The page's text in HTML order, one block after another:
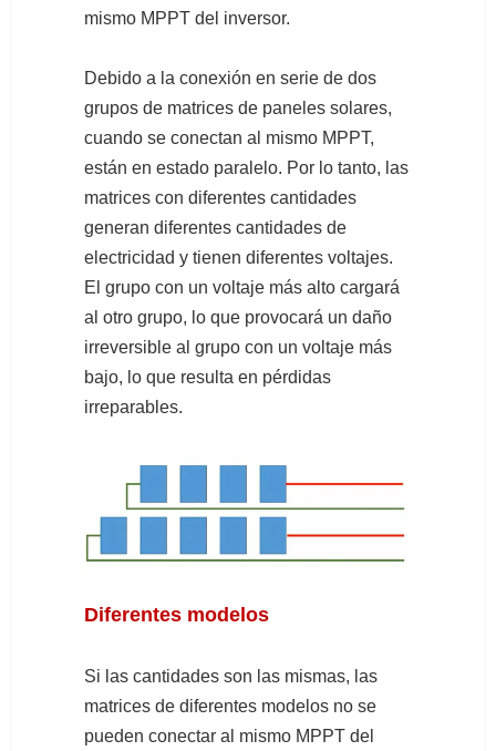
mismo MPPT del inversor.
Debido a la conexión en serie de dos
grupos de matrices de paneles solares,
cuando se conectan al mismo MPPT,
están en estado paralelo. Por lo tanto, las
matrices con diferentes cantidades
generan diferentes cantidades de
electricidad y tienen diferentes voltajes.
El grupo con un voltaje más alto cargará
al otro grupo, lo que provocará un daño
irreversible al grupo con un voltaje más
bajo, lo que resulta en pérdidas
irreparables.
Diferentes modelos
Si las cantidades son las mismas, las
matrices de diferentes modelos no se
pueden conectar al mismo MPPT del